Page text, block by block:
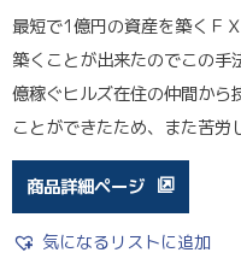
最短で1億円の資産を築くＦ
築くことが出来たのでこの
億稼ぐヒルズ在住の仲間から
ことができたため、また苦
商品詳細ページ
気になるリストに追加